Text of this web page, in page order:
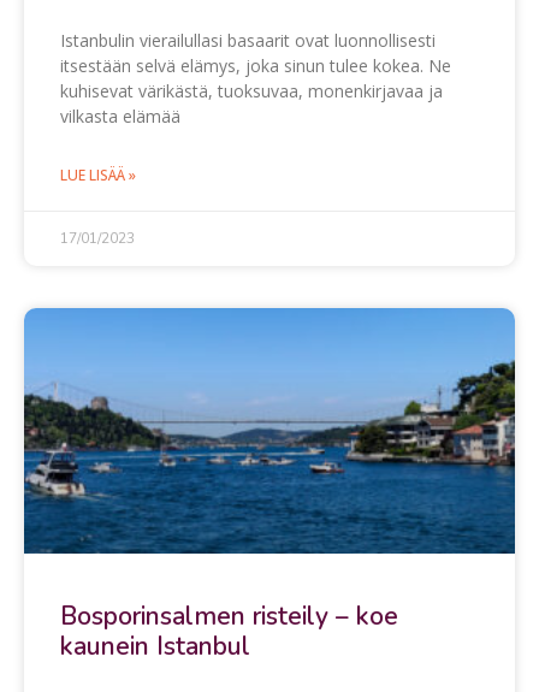
Istanbulin vierailullasi basaarit ovat luonnollisesti
itsestään selvä elämys, joka sinun tulee kokea. Ne
kuhisevat värikästä, tuoksuvaa, monenkirjavaa ja
vilkasta elämää
LUE LISÄÄ »
17/01/2023
Bosporinsalmen risteily – koe
kaunein Istanbul